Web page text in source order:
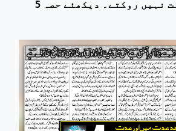
نہیں روکتے۔ دیکھئے حصہ 5